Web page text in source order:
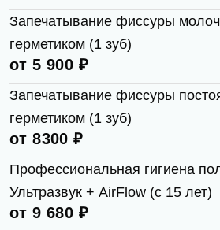
Запечатывание фиссуры
герметиком (1 зуб)
от 5 900 ₽
Запечатывание фиссуры
герметиком (1 зуб)
от 8300 ₽
Профессиональная гигиена
Ультразвук + AirFlow (с 15 лет)
от 9 680 ₽
Согласен на
данных
Фото
Отзыв
Мы свяжемся с вами в